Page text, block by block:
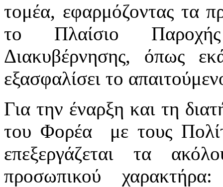
τομέα, εφαρμόζοντας τα
το Πλαίσιο Παροχής
Διακυβέρνησης, όπως
εξασφαλίσει το
Για την έναρξη και τη
του Φορέα με τους
επεξεργάζεται τα
προσωπικού